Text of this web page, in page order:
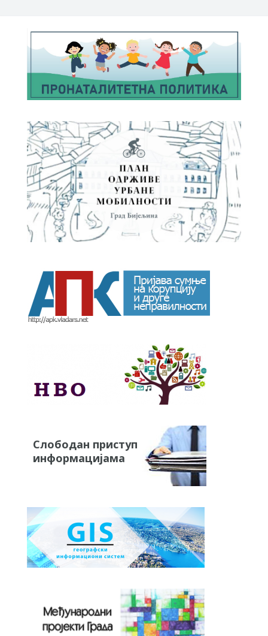
Слободан приступ
информацијама